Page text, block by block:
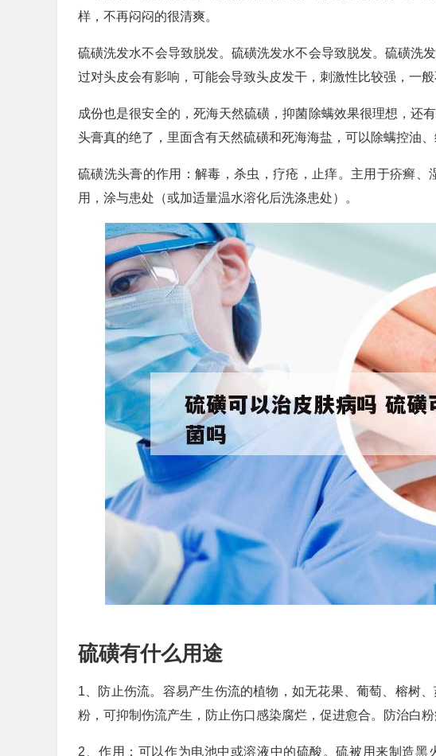
样，不再闷闷的很清爽。
硫磺洗发水不会导致脱发。硫磺洗发水不会导致脱发。硫磺洗
过对头皮会有影响，可能会导致头皮发干，刺激性比较强，一般
成份也是很安全的，死海天然硫磺，抑菌除螨效果很理想，还
头膏真的绝了，里面含有天然硫磺和死海海盐，可以除螨控油
硫磺洗头膏的作用：解毒，杀虫，疗疮，止痒。主用于疥癣
用，涂与患处（或加适量温水溶化后洗涤患处）。
硫磺有什么用途
1、防止伤流。容易产生伤流的植物，如无花果、葡萄、榕树
粉，可抑制伤流产生，防止伤口感染腐烂，促进愈合。防治白粉
2、作用：可以作为电池中或溶液中的硫酸。硫被用来制造